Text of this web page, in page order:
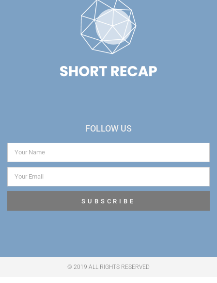
FOLLOW US
SUBSCRIBE
© 2019 ALL RIGHTS RESERVED​